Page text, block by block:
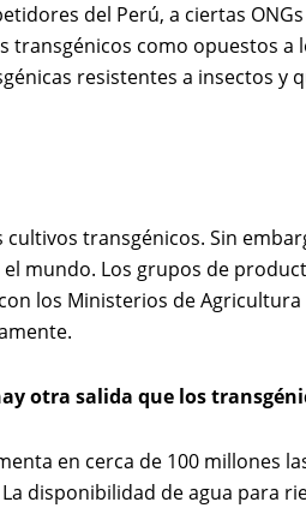
del Perú, a ciertas
como opuestos a
resistentes a insectos
transgénicos. Sin
mundo. Los grupos de
los Ministerios de
otra salida que los
en cerca de 100 millones
disponibilidad de agua para